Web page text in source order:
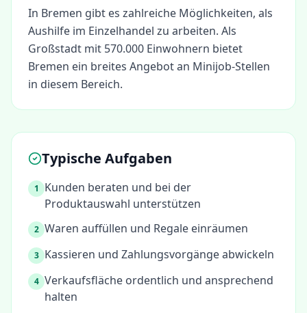
In Bremen gibt es zahlreiche Möglichkeiten, als
Aushilfe im Einzelhandel zu arbeiten. Als
Großstadt mit 570.000 Einwohnern bietet
Bremen ein breites Angebot an Minijob-Stellen
in diesem Bereich.
Typische Aufgaben
1
Kunden beraten und bei der
Produktauswahl unterstützen
2 Waren auffüllen und Regale einräumen
3 Kassieren und Zahlungsvorgänge abwickeln
4 Verkaufsfläche ordentlich und ansprechend
halten